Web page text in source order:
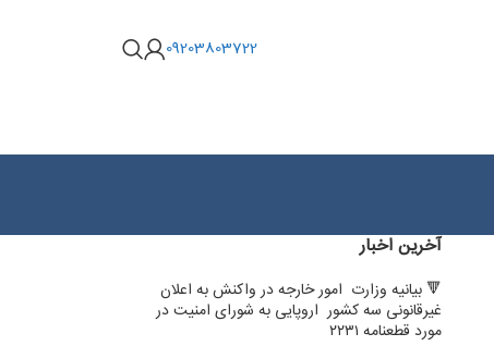
09203803722
آخرین اخبار
🔻 بیانیه وزارت امور خارجه در واکنش به اعلان
غیرقانونی سه کشور اروپایی به شورای امنیت در
مورد قطعنامه ۲۲۳۱